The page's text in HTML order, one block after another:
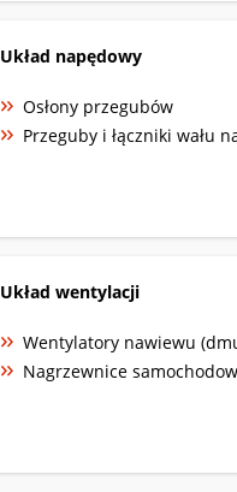
Układ napędowy
Osłony przegubów
Przeguby i łączniki wału
Układ wentylacji
Wentylatory nawiewu
Nagrzewnice